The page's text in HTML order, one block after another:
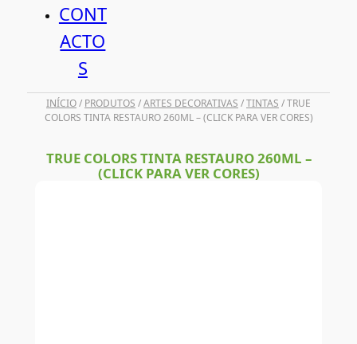
CONT
ACTO
S
INÍCIO/ PRODUTOS /ARTES DECORATIVAS /TINTAS / TRUE
COLORS TINTA RESTAURO 260ML – (CLICK PARA VER CORES)
TRUE COLORS TINTA RESTAURO 260ML –
(CLICK PARA VER CORES)